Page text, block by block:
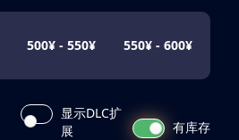
500¥ - 550¥ 550¥ - 600¥
显示DLC扩
展
有库存